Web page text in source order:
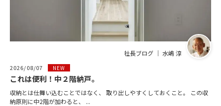
社長ブログ ｜ 水嶋 淳
2026/08/07 NEW
これは便利！中２階納戸。
収納とは仕舞い込むことではなく、 取り出しやすくしておくこと。 この収
納原則に中2階が加わると、 ...